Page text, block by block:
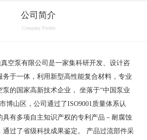
公司简介
Company Profile
泵有限公司是一家集科研开发、设计咨
务于一体，利用新型高性能复合材料，专业
泵的国家高新技术企业， 坐落于“中国泵业
博山区，公司通过了ISO9001质量体系认
具有多项自主知识产权的专利产品－耐腐蚀
通过了省级科技成果鉴定。 产品过流部件采